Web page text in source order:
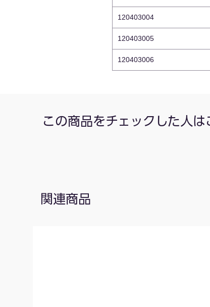
120403004
120403005
120403006
この商品をチェックした人
関連商品